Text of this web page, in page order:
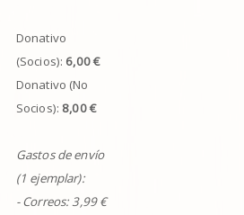
Donativo
(Socios): 6,00 €
Donativo (No
Socios): 8,00 €
Gastos de envío
(1 ejemplar):
- Correos:3,99€